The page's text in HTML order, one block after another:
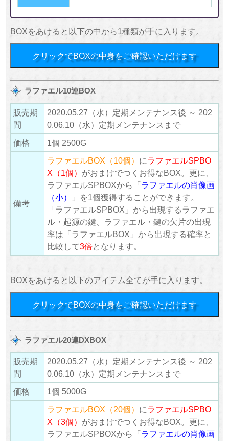
BOXをあけると以下の中から1種類が手に入ります。
クリックでBOXの中身をご確認いただけます
ラファエル10連BOX
販売期
間
2020.05.27（水）定期メンテナンス後 ～ 202
0.06.10（水）定期メンテナンスまで
価格
1個 2500G
備考
ラファエルBOX（10個） にラファエルSPBO
X（1個） がおまけでつくお得なBOX。更に、
ラファエルSPBOXから「ラファエルの肖像画
（小）
」を1個獲得することができます。
「ラファエルSPBOX」から出現するラファエ
ル・起源の鍵、ラファエル・鍵の欠片の出現
率は「ラファエルBOX」から出現する確率と
比較して3倍となります。
BOXをあけると以下のアイテム全てが手に入ります。
クリックでBOXの中身をご確認いただけます
ラファエル20連DXBOX
販売期
間
2020.05.27（水）定期メンテナンス後 ～ 202
0.06.10（水）定期メンテナンスまで
価格
1個 5000G
ラファエルBOX（20個） にラファエルSPBO
X（3個） がおまけでつくお得なBOX。更に、
ラファエルSPBOXから「ラファエルの肖像画